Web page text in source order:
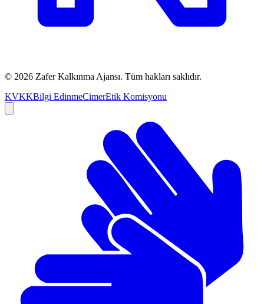
© 2026 Zafer Kalkınma Ajansı. Tüm hakları saklıdır.
KVKKBilgi EdinmeCimerEtik Komisyonu